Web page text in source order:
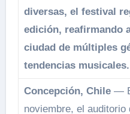
diversas, el festival
edición, reafirmando
ciudad de múltiples
tendencias musicales.
Concepción, Chile—
noviembre, el auditorio